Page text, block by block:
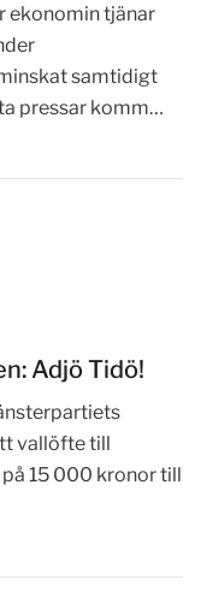
ekonomin tjänar
samtidigt
pressar komm…
Adjö Tidö!
vallöfte till
15 000 kronor till